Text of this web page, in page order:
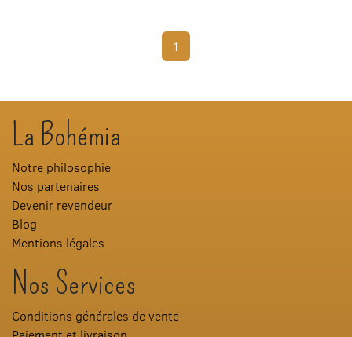
1
La Bohémia
Notre philosophie
Nos partenaires
Devenir revendeur
Blog
Mentions légales
Nos Services
Conditions générales de vente